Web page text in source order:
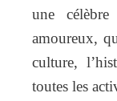
une
amoureux,
culture,
toutes les